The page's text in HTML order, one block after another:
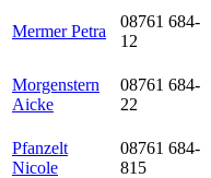
Mermer Petra
08761 684-
12
Morgenstern
Aicke
08761 684-
22
Pfanzelt
Nicole
08761 684-
815